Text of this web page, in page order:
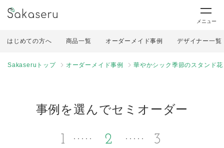
メニュー
はじめての方へ 商品一覧 オーダーメイド事例 デザイナー一覧
Sakaseruトップ オーダーメイド事例 華やかシック季節のスタンド花
事例を選んでセミオーダー
1 2 3